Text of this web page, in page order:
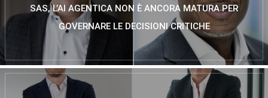
SAS, L’AI AGENTICA NON È ANCORA MATURA PER
GOVERNARE LE DECISIONI CRITICHE